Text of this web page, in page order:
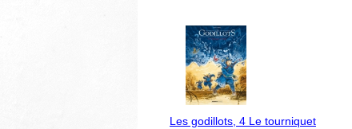
Les godillots, 4 Le tourniquet